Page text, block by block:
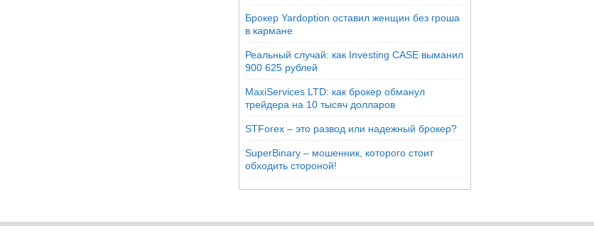
Брокер Yardoption оставил женщин без гроша
в кармане
Реальный случай: как Investing CASE выманил
900 625 рублей
MaxiServices LTD: как брокер обманул
трейдера на 10 тысяч долларов
STForex – это развод или надежный брокер?
SuperBinary – мошенник, которого стоит
обходить стороной!